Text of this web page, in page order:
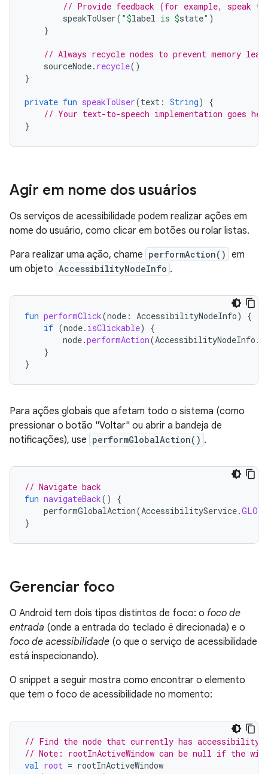
// Provide feedback (for example, speak
speakToUser( "$label is $state" )
}
// Always recycle nodes to prevent memory
sourceNode. recycle()
}
private fun speakToUser(text : String)
{
// Your text-to-speech implementation goes
}
Agir em nome dos usuários
Os serviços de acessibilidade podem realizar ações em
nome do usuário, como clicar em botões ou rolar listas.
Para realizar uma ação, chame performAction() em
um objeto AccessibilityNodeInfo .
fun performClick(node : AccessibilityNodeInfo)
{
if (node. isClickable)
{
node.performAction(AccessibilityNodeInfo .
}
}
Para ações globais que afetam todo o sistema (como
pressionar o botão "Voltar" ou abrir a bandeja de
notificações), use performGlobalAction() .
// Navigate back
fun navigateBack()
{
performGlobalAction(AccessibilityService.
}
Gerenciar foco
O Android tem dois tipos distintos de foco: o foco de
entrada (onde a entrada do teclado é direcionada) e o
foco de acessibilidade (o que o serviço de acessibilidade
está inspecionando).
O snippet a seguir mostra como encontrar o elemento
que tem o foco de acessibilidade no momento:
// Find the node that currently has accessibility
// Note: rootInActiveWindow can be null if the
val root = rootInActiveWindow